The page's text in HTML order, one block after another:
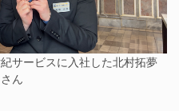
サービスに入社した北村拓夢
ん